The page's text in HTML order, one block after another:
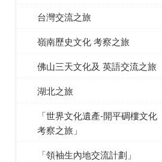
台灣交流之旅
嶺南歷史文化 考察之旅
佛山三天文化及 英語交流之旅
湖北之旅
「世界文化遺產-開平碉樓文化
考察之旅」
「領袖生內地交流計劃」